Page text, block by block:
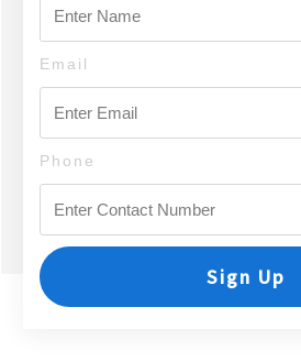
Email
Phone
Sign Up